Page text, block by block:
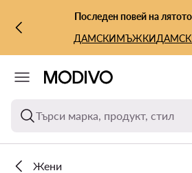
КЪМ ОСНОВНОТО СЪДЪРЖАНИЕ
КЪМ ТЪРСЕНЕПоследен повей на
ДАМСКИМЪЖКИ
Търси марка, продукт, стил
Жени